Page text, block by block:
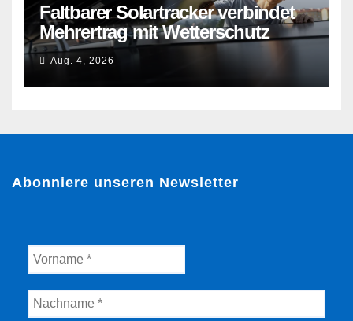
Faltbarer Solartracker verbindet
Mehrertrag mit Wetterschutz
Aug. 4, 2026
Abonniere unseren Newsletter